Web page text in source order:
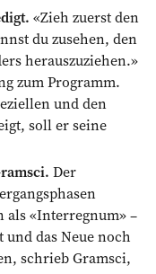
«Zieh zuerst den
du zusehen, den
herauszuziehen.»
zum Programm.
und den
soll er seine
Der
als «Interregnum» –
das Neue noch
schrieb Gramsci,